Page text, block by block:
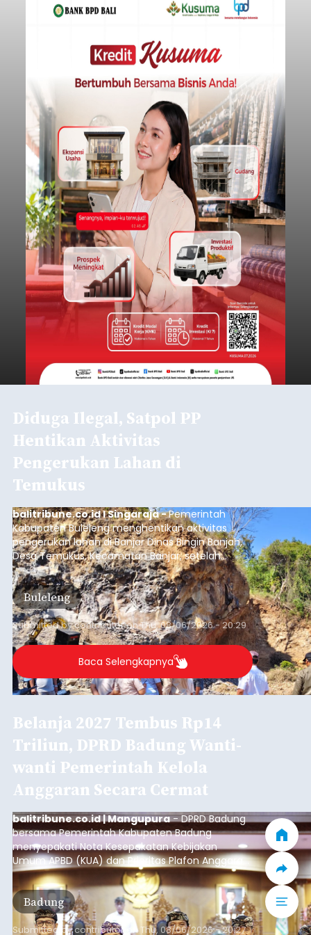
Diduga Ilegal, Satpol PP
Hentikan Aktivitas
Pengerukan Lahan di
Temukus
balitribune.co.id I Singaraja -Pemerintah
Kabupaten Buleleng menghentikan aktivitas
pengerukan lahan di Banjar Dinas Bingin Banjah,
Desa Temukus, Kecamatan Banjar, setelah
ditemukan indikasi kegiatan pengambilan
material yang tidak sesuai dengan peruntukan
kawasan.
Buleleng
Submitted bycontributoronThu, 08/06/2026 - 20:29
Baca Selengkapnya
Belanja 2027 Tembus Rp14
Triliun, DPRD Badung Wanti-
wanti Pemerintah Kelola
Anggaran Secara Cermat
balitribune.co.id | Mangupura- DPRD Badung
bersama Pemerintah Kabupaten Badung
menyepakati Nota Kesepakatan Kebijakan
Umum APBD (KUA) dan Prioritas Plafon Anggaran
Sementara (PPAS) Tahun Anggaran 2027 dalam
rapat paripurna yang digelar di Gedung DPRD
Badung, Kamis (6/8/2026).
Badung
Submitted bycontributor onThu, 08/06/2026 - 20:27